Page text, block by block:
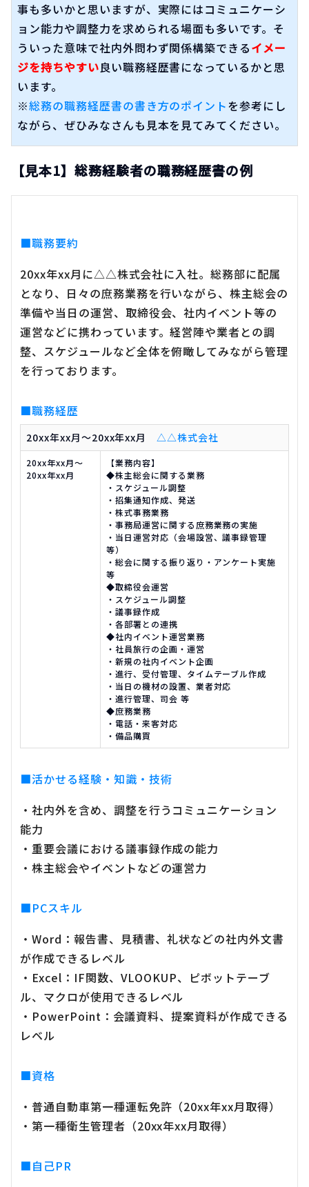
事も多いかと思いますが、実際にはコミュニケーシ
ョン能力や調整力を求められる場面も多いです。そ
ういった意味で社内外問わず関係構築できるイメー
ジを持ちやすい良い職務経歴書になっているかと思
います。
※総務の職務経歴書の書き方のポイントを参考にし
ながら、ぜひみなさんも見本を見てみてください。
【見本1】総務経験者の職務経歴書の例
■職務要約
20xx年xx月に△△株式会社に入社。総務部に配属
となり、日々の庶務業務を行いながら、株主総会の
準備や当日の運営、取締役会、社内イベント等の
運営などに携わっています。経営陣や業者との調
整、スケジュールなど全体を俯瞰してみながら管理
を行っております。
■職務経歴
20xx年xx月～20xx年xx月 △△株式会社
20xx年xx月～
20xx年xx月
【業務内容】
◆株主総会に関する業務
・スケジュール調整
・招集通知作成、発送
・株式事務業務
・事務局運営に関する庶務業務の実施
・当日運営対応（会場設営、議事録管理
等）
・総会に関する振り返り・アンケート実施
等
◆取締役会運営
・スケジュール調整
・議事録作成
・各部署との連携
◆社内イベント運営業務
・社員旅行の企画・運営
・新規の社内イベント企画
・進行、受付管理、タイムテーブル作成
・当日の機材の設置、業者対応
・進行管理、司会 等
◆庶務業務
・電話・来客対応
・備品購買
■活かせる経験・知識・技術
・社内外を含め、調整を行うコミュニケーション
能力
・重要会議における議事録作成の能力
・株主総会やイベントなどの運営力
■PCスキル
・Word：報告書、見積書、礼状などの社内外文書
が作成できるレベル
・Excel：IF関数、VLOOKUP、ピボットテーブ
ル、マクロが使用できるレベル
・PowerPoint：会議資料、提案資料が作成できる
レベル
■資格
・普通自動車第一種運転免許（20xx年xx月取得）
・第一種衛生管理者（20xx年xx月取得）
■自己PR